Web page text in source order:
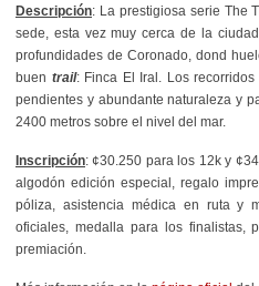
Descripción: La prestigiosa serie The
sede, esta vez muy cerca de la
profundidades de Coronado, dond
buen trail: Finca El Iral. Los
pendientes y abundante naturaleza y
2400 metros sobre el nivel del mar.
Inscripción: ¢30.250 para los 12k y
algodón edición especial, regalo
póliza, asistencia médica en ruta y
oficiales, medalla para los finalistas,
premiación.